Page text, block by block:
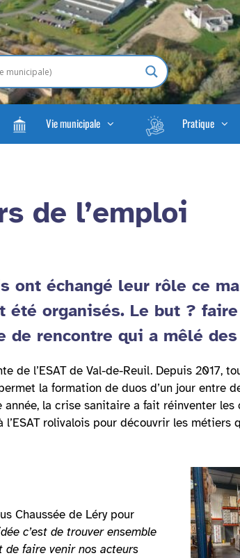
Vie municipale Pratique
de l’emploi
échangé leur rôle ce
été organisés. Le but ?
de rencontre qui a mêlé
l’ESAT de Val-de-Reuil. Depuis 2017,
la formation de duos d’un jour entre
la crise sanitaire a fait réinventer
rolivalois pour découvrir les métiers
Chaussée de Léry pour
c’est de trouver ensemble
faire venir nos acteurs